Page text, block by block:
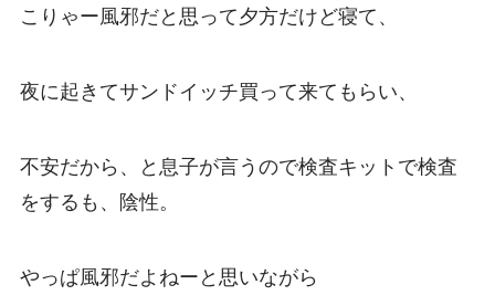
こりゃー風邪だと思って夕方だけど寝て、
夜に起きてサンドイッチ買って来てもらい、
不安だから、と息子が言うので検査キットで検査
をするも、陰性。
やっぱ風邪だよねーと思いながら